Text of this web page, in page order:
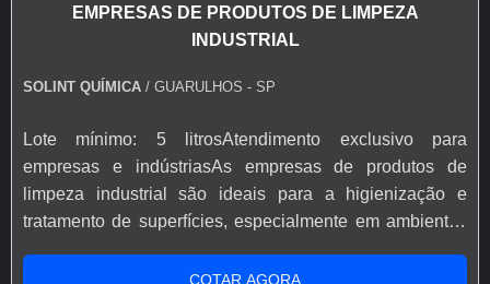
qualificados. PROCURANDO FÁBRICA DE PRODUTO
PARA TRATAMENTO DE PISOS Os produtos são
proteção e o embelezamento de pisos frios e laváveis em
transparente, brilhante e resistente a riscos. Inclusive, ele
é antiderrapante e tem a ação impermeabilizante. Fale
com quem entende do assunto, a Solint Química. Não
perca tempo e surpreenda-se com tamanho
profissionalismo. Contate já! !
EMPRESAS DE PRODUTOS DE LIMPEZA
INDUSTRIAL
SOLINT QUÍMICA / GUARULHOS - SP
Lote mínimo: 5 litrosAtendimento exclusivo para
empresas e indústriasAs empresas de produtos de
limpeza industrial são ideais para a higienização e
tratamento de superfícies, especialmente em ambientes
os setores industriais voltados à metalúrgica, siderúrgica,
COTAR AGORA